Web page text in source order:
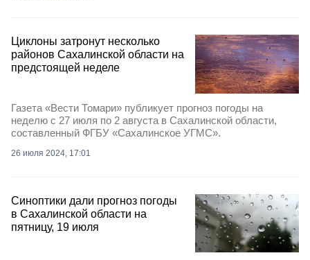
Циклоны затронут несколько
районов Сахалинской области на
предстоящей неделе
Газета «Вести Томари» публикует прогноз погоды на
неделю с 27 июля по 2 августа в Сахалинской области,
составленный ФГБУ «Сахалинское УГМС».
26 июля 2024, 17:01
Синоптики дали прогноз погоды
в Сахалинской области на
пятницу, 19 июля